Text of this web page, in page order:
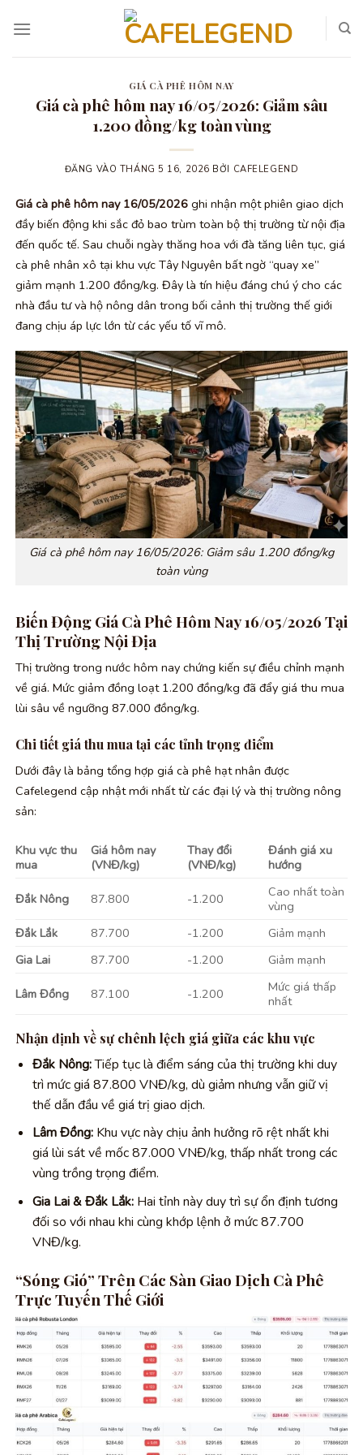
qua
GIÁ CÀ PHÊ HÔM NAY
Giá cà phê hôm nay 16/05/2026: Giảm sâu
1.200 đồng/kg toàn vùng
ĐĂNG VÀO THÁNG 5 16, 2026 BỞI CAFELEGEND
Giá cà phê hôm nay 16/05/2026 ghi nhận một phiên giao dịch
đầy biến động khi sắc đỏ bao trùm toàn bộ thị trường từ nội địa
đến quốc tế. Sau chuỗi ngày thăng hoa với đà tăng liên tục, giá
cà phê nhân xô tại khu vực Tây Nguyên bất ngờ “quay xe”
giảm mạnh 1.200 đồng/kg. Đây là tín hiệu đáng chú ý cho các
nhà đầu tư và hộ nông dân trong bối cảnh thị trường thế giới
đang chịu áp lực lớn từ các yếu tố vĩ mô.
Giá cà phê hôm nay 16/05/2026: Giảm sâu 1.200 đồng/kg
toàn vùng
Biến Động Giá Cà Phê Hôm Nay 16/05/2026 Tại
Thị Trường Nội Địa
Thị trường trong nước hôm nay chứng kiến sự điều chỉnh mạnh
về giá. Mức giảm đồng loạt 1.200 đồng/kg đã đẩy giá thu mua
lùi sâu về ngưỡng 87.000 đồng/kg.
Chi tiết giá thu mua tại các tỉnh trọng điểm
Dưới đây là bảng tổng hợp giá cà phê hạt nhân được
Cafelegend cập nhật mới nhất từ các đại lý và thị trường nông
sản:
Khu vực thu
mua
Giá hôm nay
(VNĐ/kg)
Thay đổi
(VNĐ/kg)
Đánh giá xu
hướng
Đắk Nông 87.800 -1.200
Cao nhất toàn
vùng
Đắk Lắk
87.700 -1.200
Giảm mạnh
Gia Lai
87.700 -1.200 Giảm mạnh
Lâm Đồng 87.100 -1.200
Mức giá thấp
nhất
Nhận định về sự chênh lệch giá giữa các khu vực
Đắk Nông:Tiếp tục là điểm sáng của thị trường khi duy
trì mức giá 87.800 VNĐ/kg, dù giảm nhưng vẫn giữ vị
thế dẫn đầu về giá trị giao dịch.
Lâm Đồng:Khu vực này chịu ảnh hưởng rõ rệt nhất khi
giá lùi sát về mốc 87.000 VNĐ/kg, thấp nhất trong các
vùng trồng trọng điểm.
Gia Lai & Đắk Lắk:Hai tỉnh này duy trì sự ổn định tương
đối so với nhau khi cùng khớp lệnh ở mức 87.700
VNĐ/kg.
“Sóng Gió” Trên Các Sàn Giao Dịch Cà Phê
Trực Tuyến Thế Giới